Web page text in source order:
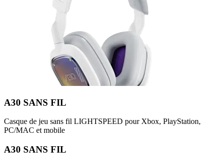
A30 SANS FIL
Casque de jeu sans fil LIGHTSPEED pour Xbox, PlayStation,
PC/MAC et mobile
A30 SANS FIL